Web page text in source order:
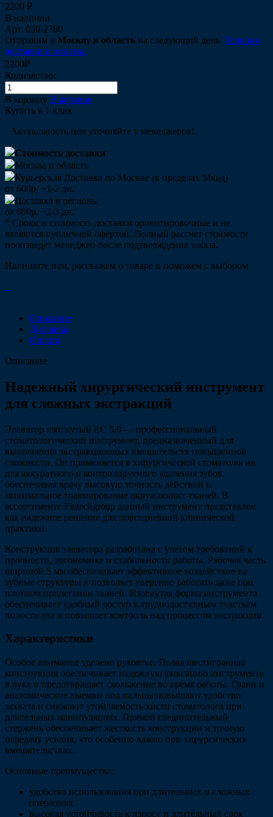
2200 ₽
В наличии
Арт. 050-2780
Отправим в Москву и область на следующий день. Условия
доставки и оплаты.
2200₽
Количество:
В корзину В корзине
Купить в 1 клик
Актуальность цен уточняйте у менеджеров!
Стоимость доставки
Москва и область
Курьерская Доставка по Москве (в пределах Мкад)
от 600р. ~1-2 дн.
Доставка в регионы
от 600р. ~2-3 дн.
* Сроки и стоимость доставки ориентировочные и не
являются публичной офертой. Полный рассчет стоимости
произведет менеджер после подтверждения заказа.
Напишите нам, расскажем о товаре и поможем с выбором
Описание
Доставка
Оплата
Описание
Надежный хирургический инструмент
для сложных экстракций
Элеватор изогнутый ЕС 5.0 — профессиональный
стоматологический инструмент, предназначенный для
выполнения экстракционных вмешательств повышенной
сложности. Он применяется в хирургической стоматологии
для аккуратного и контролируемого удаления зубов,
обеспечивая врачу высокую точность действий и
минимальное травмирование окружающих тканей. В
ассортименте Fintechgroup данный инструмент представлен
как надежное решение для повседневной клинической
практики.
Конструкция элеватора разработана с учетом требований к
прочности, эргономике и стабильности работы. Рабочая часть
шириной 5 мм обеспечивает эффективное воздействие на
зубные структуры и позволяет уверенно работать даже при
плотном прилегании тканей. Изогнутая форма инструмента
обеспечивает удобный доступ к труднодоступным участкам
полости рта и повышает контроль над процессом экстракции.
Характеристики
Особое внимание уделено рукоятке. Полая шестигранная
конструкция обеспечивает надежную фиксацию инструмента
в руке и предотвращает скольжение во время работы. Грани и
анатомические выемки под пальцы повышают удобство
захвата и снижают утомляемость кисти стоматолога при
длительных манипуляциях. Прямой соединительный
стержень обеспечивает жесткость конструкции и точную
передачу усилия, что особенно важно при хирургических
вмешательствах.
Основные преимущества:
удобство использования при длительных и сложных
операциях
высокая устойчивость к износу и длительный срок